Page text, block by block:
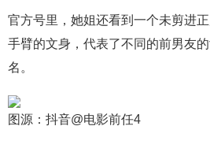
官方号里，她姐还看到一个未剪进
手臂的文身，代表了不同的前男友
名。
图源：抖音@电影前任4